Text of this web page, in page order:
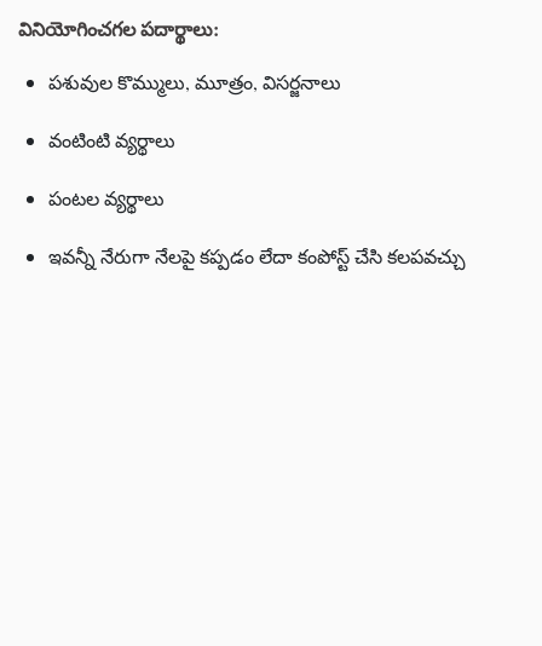
వినియోగించగల పదార్థాలు:
పశువుల కొమ్ములు, మూత్రం, విసర్జనాలు
వంటింటి వ్యర్థాలు
పంటల వ్యర్థాలు
ఇవన్నీ నేరుగా నేలపై కప్పడం లేదా కంపోస్ట్ చేసి కలపవచ్చు